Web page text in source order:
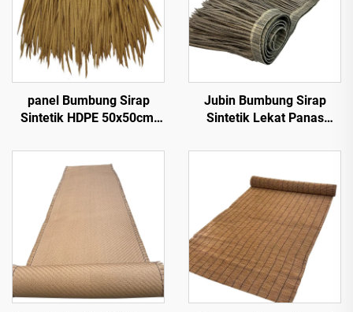
panel Bumbung Sirap
Sintetik HDPE 50x50cm,
untuk Resort Tropika
Jubin Bumbung Sirap
Sintetik Lekat Panas
Rintangan Api